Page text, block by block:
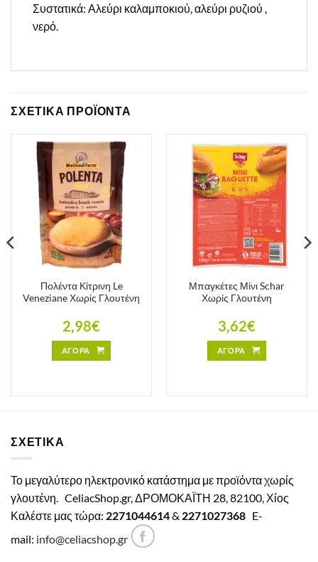
Συστατικά: Αλεύρι καλαμποκιού, αλεύρι ρυζιού ,
νερό.
ΣΧΕΤΙΚΑ ΠΡΟΪΟΝΤΑ
Πολέντα Κίτρινη Le
Veneziane Χωρίς Γλουτένη
2,98€
ΑΓΟΡΑ
Μπαγκέτες Μίνι Schar
Χωρίς Γλουτένη
3,62€
ΑΓΟΡΑ
ΣΧΕΤΙΚΑ
Το μεγαλύτερο ηλεκτρονικό κατάστημα με προϊόντα χωρίς
γλουτένη. CeliacShop.gr, ΔΡΟΜΟΚΑΪΤΗ 28, 82100, Χίος
Καλέστε μας τώρα: 2271044614& 2271027368 E-
mail: info@celiacshop.gr